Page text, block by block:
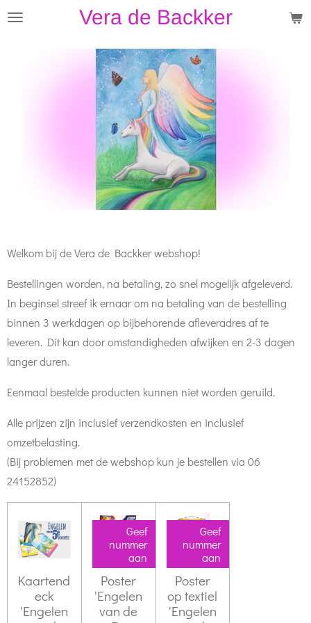
Ga
Vera de Backker
Welkom bij de Vera de Backker webshop!
Bestellingen worden, na betaling, zo snel mogelijk afgeleverd.
In beginsel streef ik ernaar om na betaling van de bestelling
binnen 3 werkdagen op bijbehorende afleveradres af te
leveren. Dit kan door omstandigheden afwijken en 2-3 dagen
langer duren.
Eenmaal bestelde producten kunnen niet worden geruild.
Alle prijzen zijn inclusief verzendkosten en inclusief
omzetbelasting.
(Bij problemen met de webshop kun je bestellen via 06
24152852)
Kaartend
eck
'Engelen
Geef
nummer
aan
Poster
'Engelen
van de
Geef
nummer
aan
Poster
op textiel
'Engelen